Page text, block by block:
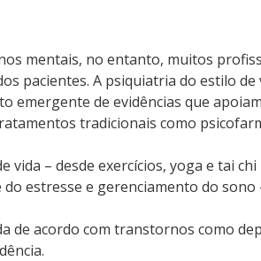
mentais, no entanto, muitos
pacientes. A psiquiatria do estilo
de evidências que
tradicionais como
vida – desde exercícios, yoga e tai chi
estresse e gerenciamento do
de acordo com transtornos como